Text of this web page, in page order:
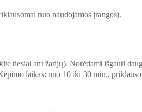
nuo naudojamos įrangos).
tiesiai ant žarijų). Norėdami išgauti
laikas: nuo 10 iki 30 min.,